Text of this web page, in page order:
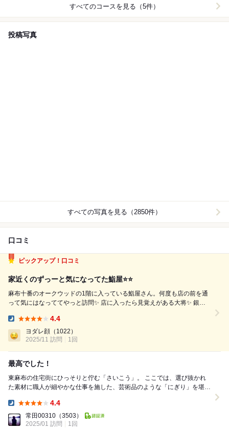
すべてのコースを見る（5件）
投稿写真
すべての写真を見る（2850件）
口コミ
ピックアップ！口コミ
家近くのずっーと気になってた鮨屋⭐️⭐️
麻布十番のオークウッドの1階に入っている鮨屋さん。何度も店の前を通
って気にはなっててやっと訪問✨ 店に入ったら見覚えがある大将✨ 銀座
れないけどと恐怖を感じてましたがこちらは普通と言う事で一安心 やは
り、キャラは最高の大...
4.4
ヨダレ顔 （1022）
2025/11 訪問
1回
最高でした！
東麻布の住宅街にひっそりと佇む「さいこう」。 ここでは、選び抜かれ
た素材に職人が細やかな仕事を施した、芸術品のような「にぎり」を堪能
4.4
常田00310 （3503）
2025/01 訪問
1回